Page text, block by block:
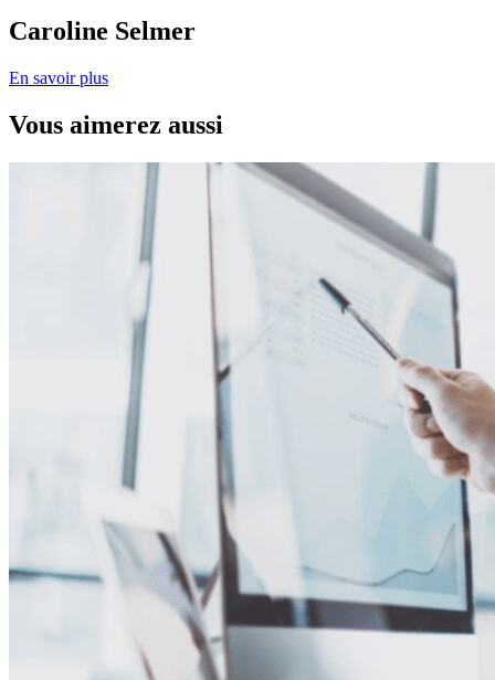
Caroline Selmer
En savoir plus
Vous aimerez aussi